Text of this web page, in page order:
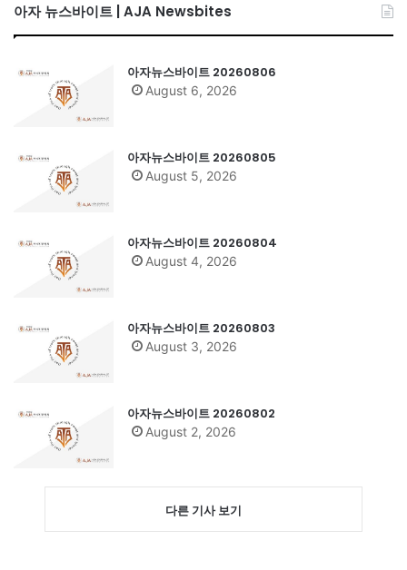
아자 뉴스바이트 | AJA Newsbites
아자뉴스바이트 20260806
August 6, 2026
아자뉴스바이트 20260805
August 5, 2026
아자뉴스바이트 20260804
August 4, 2026
아자뉴스바이트 20260803
August 3, 2026
아자뉴스바이트 20260802
August 2, 2026
다른 기사 보기